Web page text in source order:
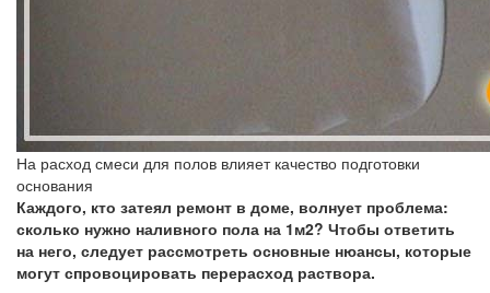
На расход смеси для полов влияет качество подготовки
основания
Каждого, кто затеял ремонт в доме, волнует проблема:
сколько нужно наливного пола на 1м2? Чтобы ответить
на него, следует рассмотреть основные нюансы, которые
могут спровоцировать перерасход раствора.